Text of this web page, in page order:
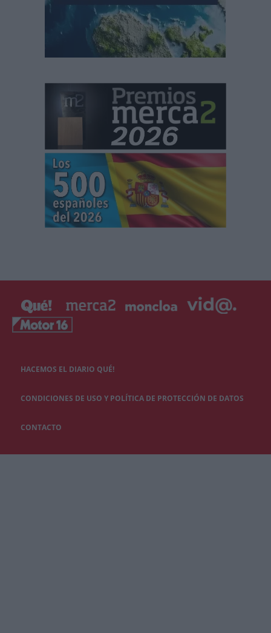
HACEMOS EL DIARIO QUÉ!
CONDICIONES DE USO Y POLÍTICA DE PROTECCIÓN DE DATOS
CONTACTO